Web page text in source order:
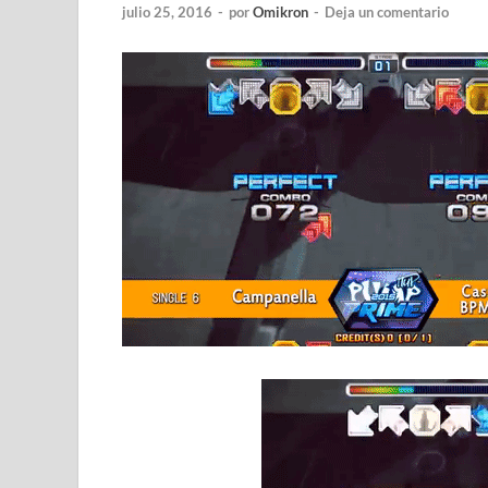
julio 25, 2016 - porOmikron - Deja un comentario